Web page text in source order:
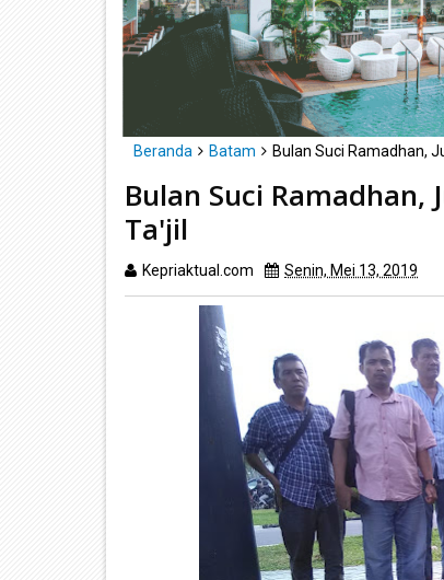
Beranda Batam Bulan Suci Ramadhan,
Bulan Suci
Ta'jil
Kepriaktual.com Senin, Mei 13, 2019